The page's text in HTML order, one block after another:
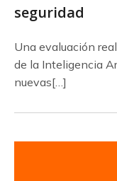
seguridad
Una evaluación
de la Inteligencia
nuevas[…]